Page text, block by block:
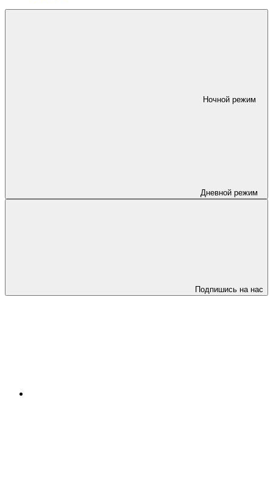
Ночной режим
Дневной режим
Подпишись на нас